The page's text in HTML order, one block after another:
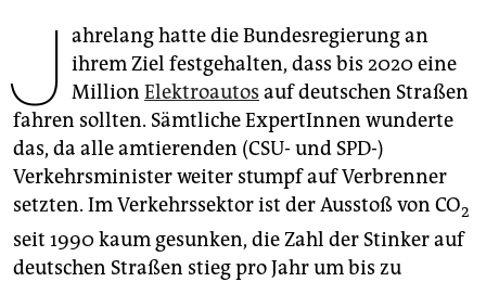
genossenschaft
epaper login
J ahrelang hatte die Bundesregierung an
ihrem Ziel festgehalten, dass bis 2020 eine
Million Elek­troautos auf deutschen Straßen
fahren sollten. Sämtliche ExpertInnen wunderte
das, da alle amtierenden (CSU- und SPD-)
Verkehrsminister weiter stumpf auf Verbrenner
setzten. Im Verkehrssektor ist der Ausstoß von CO2
seit 1990 kaum gesunken, die Zahl der Stinker auf
deutschen Straßen stieg pro Jahr um bis zu